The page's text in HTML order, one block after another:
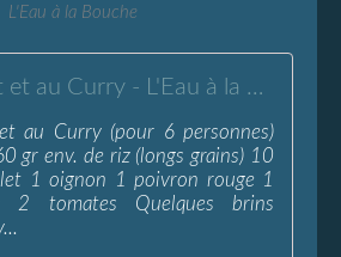
L'Eau à la Bouche
Riz au Poulet et au Curry - L'Eau à la Bouche
au Curry (pour 6 personnes)
gr env. de riz (longs grains) 10
1 oignon 1 poivron rouge 1
2 tomates Quelques brins